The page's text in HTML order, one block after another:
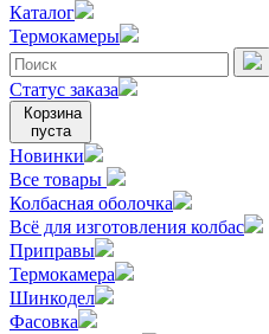
Каталог
Термокамеры
Статус заказа
Корзина
пуста
Новинки
Все товары
Колбасная оболочка
Всё для изготовления колбас
Приправы
Термокамера
Шинкодел
Фасовка